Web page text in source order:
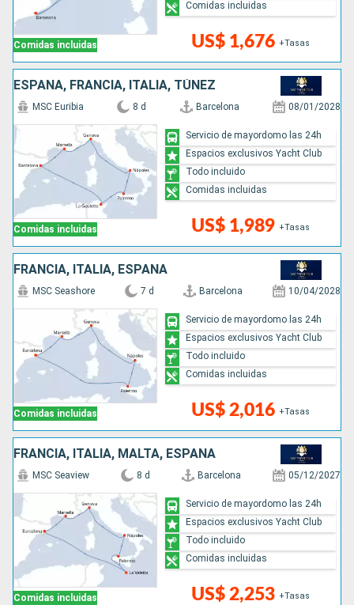
Comidas incluidas US$ 1,676 +Tasas
Comidas incluidas
ESPAÑA, FRANCIA, ITALIA, TÚNEZ
Comidas incluidas
MSC Euribia 8 d Barcelona 08/01/2028
US$ 1,989 +Tasas
Servicio de mayordomo las 24h
Espacios exclusivos Yacht Club
Todo incluido
Comidas incluidas
FRANCIA, ITALIA, ESPAÑA
Comidas incluidas
MSC Seashore 7 d Barcelona 10/04/2028
US$ 2,016 +Tasas
Servicio de mayordomo las 24h
Espacios exclusivos Yacht Club
Todo incluido
Comidas incluidas
FRANCIA, ITALIA, MALTA, ESPAÑA
Comidas incluidas
MSC Seaview 8 d Barcelona 05/12/2027
US$ 2,253 +Tasas
Servicio de mayordomo las 24h
Espacios exclusivos Yacht Club
Todo incluido
Comidas incluidas